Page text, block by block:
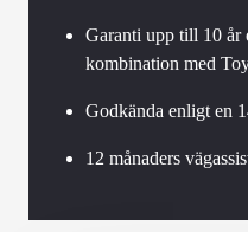
Garanti upp till 10 år
kombination med
Godkända enligt en
12 månaders